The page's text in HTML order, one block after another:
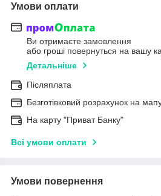
Умови оплати
Ви отримаєте замовлення
або гроші повернуться на вашу
Детальніше
Післяплата
Безготівковий розрахунок на
На карту "Приват Банку"
Всі умови оплати
Умови повернення